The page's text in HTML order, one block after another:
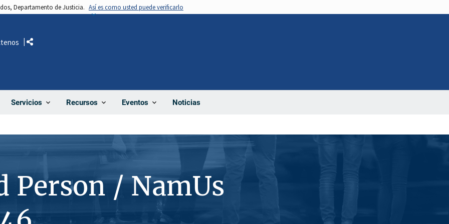
Departamento de Justicia. Así es como usted puede verificarlo
Servicios Recursos Eventos Noticias
Comparte
Person / NamUs